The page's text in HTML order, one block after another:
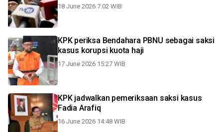
18 June 2026 7:02 WIB
KPK periksa Bendahara PBNU sebagai saksi
kasus korupsi kuota haji
17 June 2026 15:27 WIB
KPK jadwalkan pemeriksaan saksi kasus
Fadia Arafiq
16 June 2026 14:48 WIB